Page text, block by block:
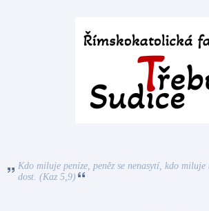
Kdo miluje peníze, peněz se nenasytí, kdo
dost. (Kaz 5,9)